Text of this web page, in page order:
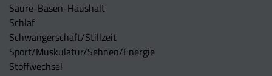
Säure-Basen-Haushalt
Schlaf
Schwangerschaft/Stillzeit
Sport/Muskulatur/Sehnen/Energie
Stoffwechsel